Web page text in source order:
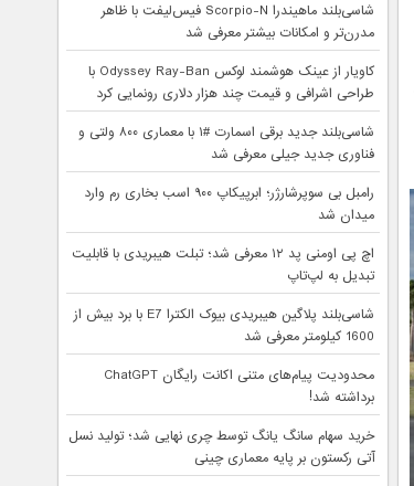
شاسی‌بلند ماهیندرا Scorpio-N فیس‌لیفت با ظاهر
مدرن‌تر و امکانات بیشتر معرفی شد
کاویار از عینک هوشمند لوکس Odyssey Ray-Ban با
طراحی اشرافی و قیمت چند هزار دلاری رونمایی کرد
شاسی‌بلند جدید برقی اسمارت #۱ با معماری ۸۰۰ ولتی و
فناوری جدید جیلی معرفی شد
رامبل بی سوپرشارژر؛ ابرپیکاپ ۹۰۰ اسب بخاری رم وارد
میدان شد
اچ پی اومنی پد ۱۲ معرفی شد؛ تبلت هیبریدی با قابلیت
تبدیل به لپ‌تاپ
شاسی‌بلند پلاگین هیبریدی بیوک الکترا E7 با برد بیش از
1600 کیلومتر معرفی شد
محدودیت پیام‌های متنی اکانت رایگان ChatGPT
برداشته شد!
خرید سهام سانگ‌ یانگ توسط چری نهایی شد؛ تولید نسل
آتی رکستون بر پایه معماری چینی